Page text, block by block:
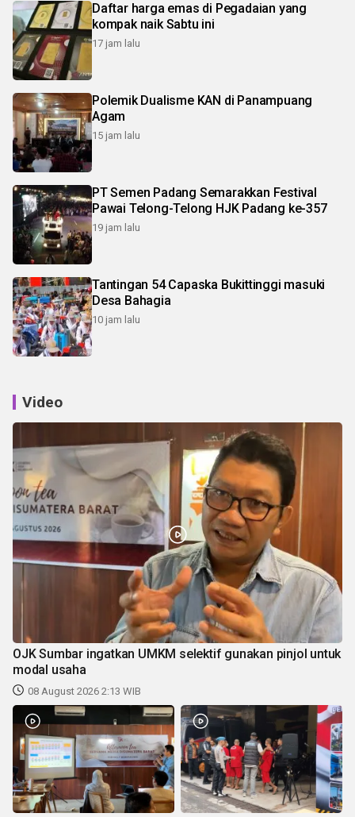
Daftar harga emas di Pegadaian yang
kompak naik Sabtu ini
17 jam lalu
Polemik Dualisme KAN di Panampuang
Agam
15 jam lalu
PT Semen Padang Semarakkan Festival
Pawai Telong-Telong HJK Padang ke-357
19 jam lalu
Tantingan 54 Capaska Bukittinggi masuki
Desa Bahagia
10 jam lalu
Video
OJK Sumbar ingatkan UMKM selektif gunakan pinjol untuk
modal usaha
08 August 2026 2:13 WIB